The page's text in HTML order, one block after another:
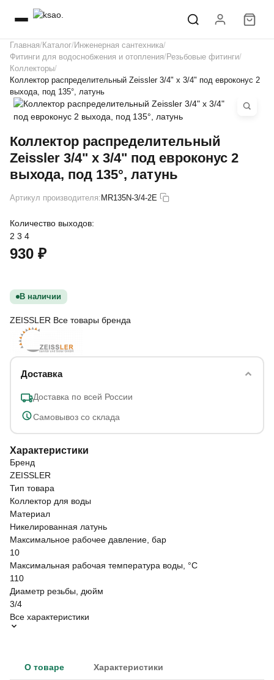
Главная Каталог Инженерная сантехника
Фитинги для водоснобжения и отопления Резьбовые фитинги
Коллекторы
Коллектор распределительный Zeissler 3/4" х 3/4" под евроконус 2
выхода, под 135°, латунь
Коллектор распределительный
Zeissler 3/4" х 3/4" под евроконус 2
выхода, под 135°, латунь
Артикул производителя:MR135N-3/4-2E
Количество выходов:
2 3 4
930 ₽
В наличии
ZEISSLER Все товары бренда
Доставка
Доставка по всей России
Самовывоз со склада
Характеристики
Бренд
ZEISSLER
Тип товара
Коллектор для воды
Материал
Никелированная латунь
Максимальное рабочее давление, бар
10
Максимальная рабочая температура воды, °C
110
Диаметр резьбы, дюйм
3/4
Все характеристики
О товаре Характеристики